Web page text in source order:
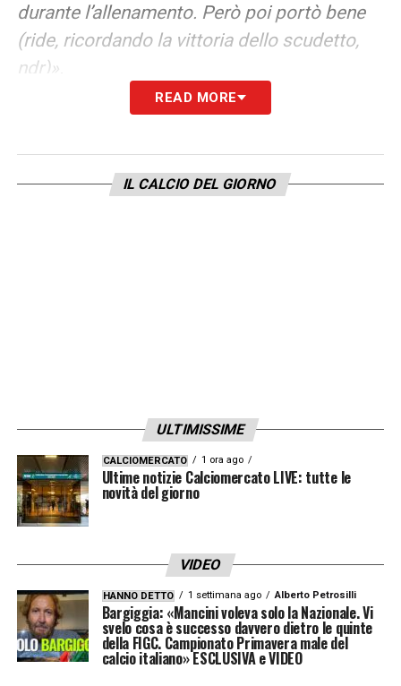
durante l’allenamento. Però poi portò bene
(ride, ricordando la vittoria dello scudetto,
ndr)».
SPALLETTI HA DETTO CHE JUVE-LECCE FA
sabato ho visto una buonissima Juventus».
esterni Yildiz, Conceiçao e Zhegrova, che
sono tutti calciatori importanti per come
saltano l’uomo e per quanto fanno la
differenza nell’uno contro uno. Però poi,
in mezzo – che sia di testa o con i piedi –
quello che si inserisce è McKennie. C’è lui,
ma non una punta vera».
COSA SERVE ALLA ROMA«Giocando uomo
READ MORE
IL CALCIO DEL GIORNO
ULTIMISSIME
CALCIOMERCATO 1 ora ago
Ultime notizie Calciomercato LIVE: tutte le
novità del giorno
VIDEO
HANNO DETTO 1 settimana ago Alberto Petrosilli
Bargiggia: «Mancini voleva solo la Nazionale. Vi
svelo cosa è successo davvero dietro le quinte
della FIGC. Campionato Primavera male del
calcio italiano» ESCLUSIVA e VIDEO